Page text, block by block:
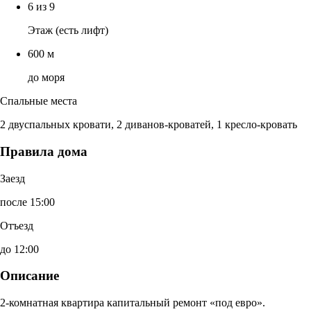
6 из 9
Этаж (есть лифт)
600 м
до моря
Спальные места
2 двуспальных кровати, 2 диванов-кроватей, 1 кресло-кровать
Правила дома
Заезд
после 15:00
Отъезд
до 12:00
Описание
2-комнатная квартира капитальный ремонт «под евро».